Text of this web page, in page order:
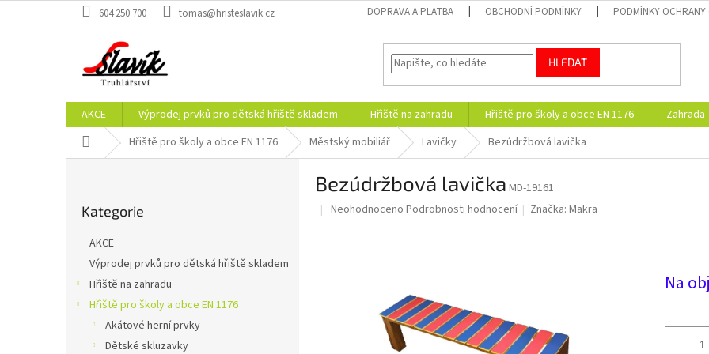
na
604 250 700 tomas@hristeslavik.cz DOPRAVA A PLATBA OBCHODNÍ PODMÍNKY PODMÍNKY OCHRANY
HLEDAT
AKCE Výprodej prvků pro dětská hřiště skladem Hřiště na zahradu Hřiště pro školy a obce EN 1176 Zahrada
Domů Hřiště pro školy a obce EN 1176 Městský mobiliář Lavičky Bezúdržbová lavička
kategorie
Kategorie
AKCE
Výprodej prvků pro dětská hřiště skladem
Hřiště na zahradu
Hřiště pro školy a obce EN 1176
Akátové herní prvky
Dětské skluzavky
Bezúdržbová lavička MD-19161
Průměrné
hvězdiček.
Neohodnoceno Podrobnosti hodnocení Značka:Makra
Na